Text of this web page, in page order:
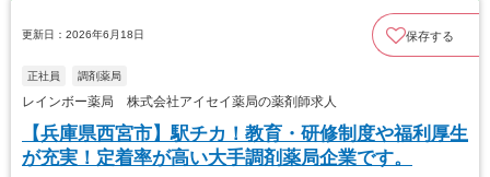
更新日：2026年6月18日 保存する
正社員 調剤薬局
レインボー薬局 株式会社アイセイ薬局の薬剤師求人
【兵庫県西宮市】駅チカ！教育・研修制度や福利厚生
が充実！定着率が高い大手調剤薬局企業です。